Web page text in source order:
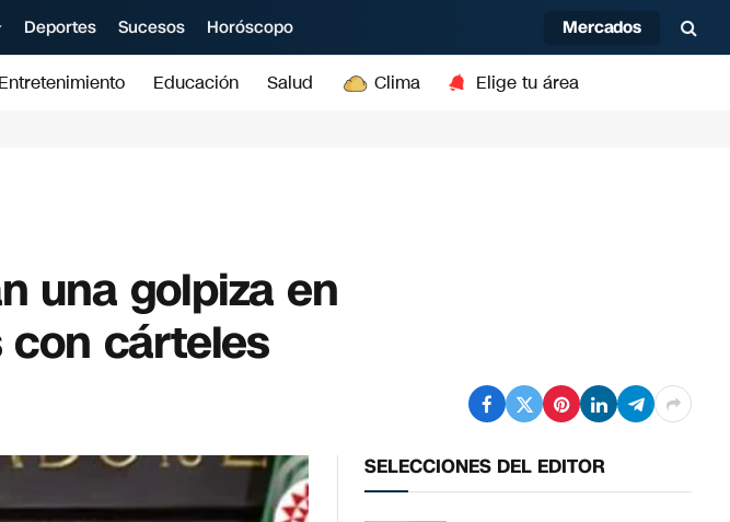
Deportes Sucesos Horóscopo Mercados
Entretenimiento Educación Salud Clima Elige tu área
una golpiza en
con cárteles
SELECCIONES DEL EDITOR